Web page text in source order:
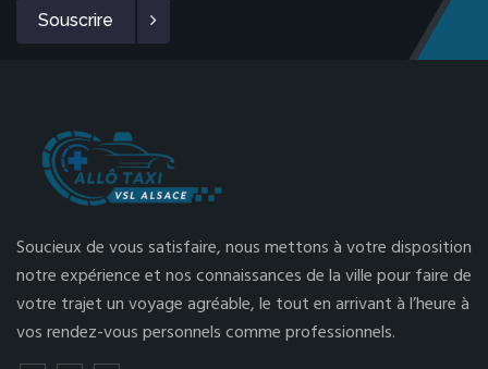
Souscrire
Soucieux de vous satisfaire, nous mettons à votre disposition
notre expérience et nos connaissances de la ville pour faire de
votre trajet un voyage agréable, le tout en arrivant à l’heure à
vos rendez-vous personnels comme professionnels.